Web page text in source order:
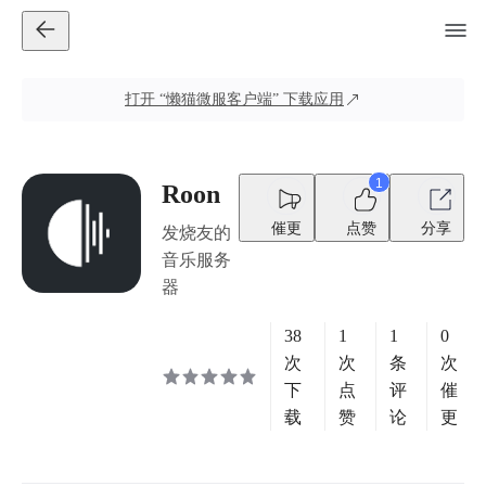
打开 “懒猫微服客户端” 下载应用
Roon
发烧友的
音乐服务
器
催更
1
点赞 分享
38
次
下
载
1
次
点
赞
1
条
评
论
0
次
催
更